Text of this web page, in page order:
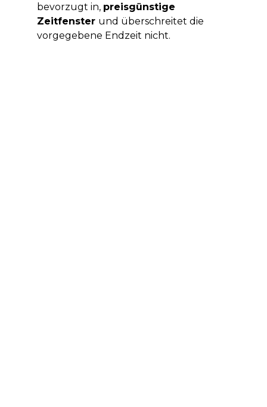
bevorzugt in, preisgünstige
Zeitfenster und überschreitet die
vorgegebene Endzeit nicht.